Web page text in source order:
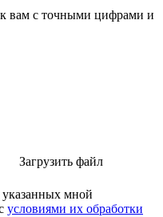
вам с точными цифрами и
Загрузить файл
мной
условиями их обработки